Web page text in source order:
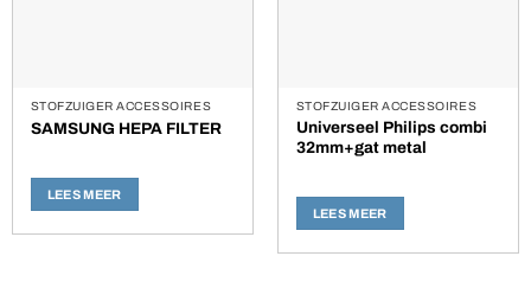
STOFZUIGER ACCESSOIRES
SAMSUNG HEPA FILTER
LEES MEER
STOFZUIGER ACCESSOIRES
Universeel Philips combi
32mm+gat metal
LEES MEER